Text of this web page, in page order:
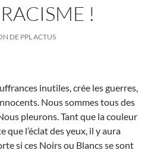
!
DE PPL ACTUS
inutiles, crée les guerres,
Nous sommes tous des
pleurons. Tant que la couleur
l’éclat des yeux, il y aura
si ces Noirs ou Blancs se sont